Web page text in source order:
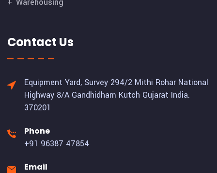
Contact Us
Equipment Yard, Survey 294/2 Mithi Rohar National
Highway 8/A Gandhidham Kutch Gujarat India.
370201
Phone
+91 96387 47854
Email